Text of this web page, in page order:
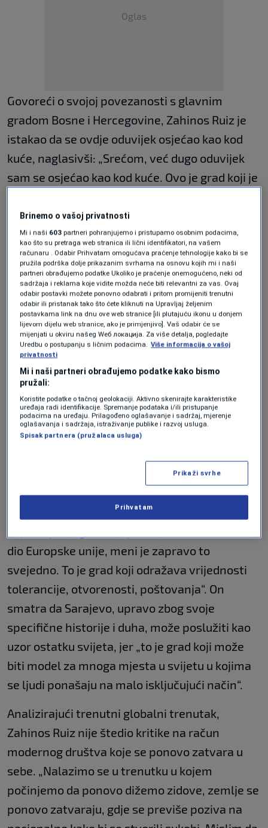
Oglas
Govoreći o svojoj povezanosti s glavnim
gradom Bosne i Hercegovine, Zahinos Ruiz je
istakao da se ovdje oduvijek osjećao kao kod
kuće, naglasivši: „Srećom, već dugo oduvijek
sam se osjećao kao kod kuće. Ovo je grad koji je
dobro primali i tretirali“. Njegov put otkrivanja
Sarajeva počeo je još 1998. godine kada je
došao kao optičar, a tadašnji grad, pun
otvorenih rana, počeo je upoznavati kroz
njegove najdublje slojeve, bježeći od
površnosti. „Ja sam u to vrijeme bježao od
turizma, posebno ratnog turizma. Išao sam u
kafane, u biblioteke, u muzeje da upijem to
bogatstvo koje ovdje imate“, prisjetio se
Zahinos Ruiz.
Posebno upečatljiv dio razgovora odnosio se
na evropski put Bosne i Hercegovine i paradoks
Zahinos Ruiz je ponudio viziju koja nadilazi
administrativne okvire, rekavši: „Ja sam
zapravo uvijek osjećao da je Sarajevo
dio Europske unije, meni je zapravo to
svejedno. To je grad koji odražava vrijednosti
tolerancije, otvorenosti, poštovanja“. On
smatra da Sarajevo, upravo zbog svoje
specifične historije i duha, može poslužiti kao
uzor ostatku svijeta, jer „to je grad koji može
biti model za mnoga mjesta u svijetu u kojima
se ljudi ponašaju na malo isključujući način“.
Analizirajući trenutni globalni trenutak,
Zahinos Ruiz nije štedio kritike na račun
modernog društva koje se ponovo zatvara u
sebe. „Nalazimo se u trenutku u kojem
počinjemo da ponovo dižemo zidove, zemlje se
ponovo zatvaraju, gdje se previše poziva na
Brinemo o vašoj privatnosti
Mi i naši 603 partneri pohranjujemo i pristupamo osobnim podacima,
kao što su pretraga web stranica ili lični identifikatori, na vašem
računaru . Odabir Prihvatam omogućava praćenje tehnologije kako bi se
pružila podrška dolje prikazanim svrhama na osnovu kojih mi i naši
partneri obrađujemo podatke Ukoliko je praćenje onemogućeno, neki od
sadržaja i reklama koje vidite možda neće biti relevantni za vas. Ovaj
odabir postavki možete ponovno odabrati i pritom promijeniti trenutni
odabir ili pristanak tako što ćete kliknuti na Upravljaj željenim
postavkama link na dnu ove web stranice [ili plutajuću ikonu u donjem
lijevom dijelu web stranice, ako je primjenjivo]. Vaš odabir će se
mijenjati u okviru našeg Wеб локација. Za više detalja, pogledajte
Uredbu o postupanju s ličnim podacima. Više informacija o vašoj
privatnosti
Mi i naši partneri obrađujemo podatke kako bismo
pružali:
Koristite podatke o tačnoj geolokaciji. Aktivno skenirajte karakteristike
uređaja radi identifikacije. Spremanje podataka i/ili pristupanje
podacima na uređaju. Prilagođeno oglašavanje i sadržaj, mjerenje
oglašavanja i sadržaja, istraživanje publike i razvoj usluga.
Spisak partnera (pružalaca usluga)
Prikaži svrhe
Prihvatam